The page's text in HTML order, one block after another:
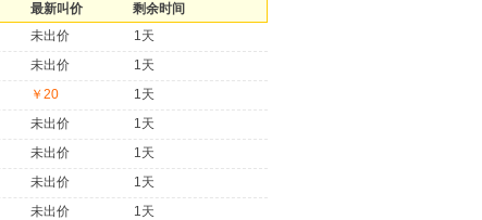
最新叫价
剩余时间
未出价
1天
未出价
1天
￥20
1天
未出价
1天
未出价
1天
未出价
1天
未出价
1天